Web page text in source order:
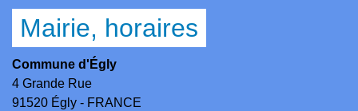
Mairie, horaires
Commune d'Égly
4 Grande Rue
91520 Égly - FRANCE